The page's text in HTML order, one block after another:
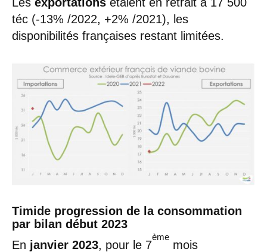
téc (-13% /2022, +2% /2021), les
disponibilités françaises restant limitées.
Timide progression de la consommation
par bilan début 2023
En janvier 2023, pour le 7
ème
mois